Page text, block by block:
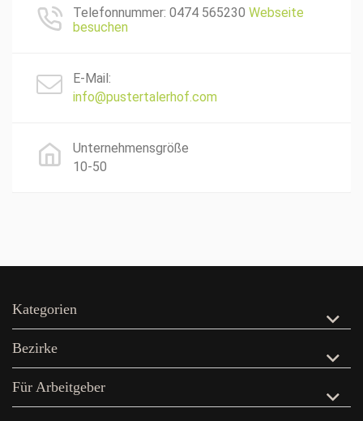
Telefonnummer: 0474 565230 Webseite
besuchen
E-Mail:
info@pustertalerhof.com
Unternehmensgröße
10-50
Kategorien
Bezirke
Für Arbeitgeber